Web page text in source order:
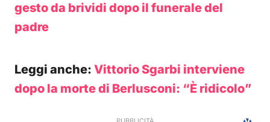
gesto da brividi dopo il funerale del
padre
Leggi anche: Vittorio Sgarbi interviene
dopo la morte di Berlusconi: “È ridicolo”